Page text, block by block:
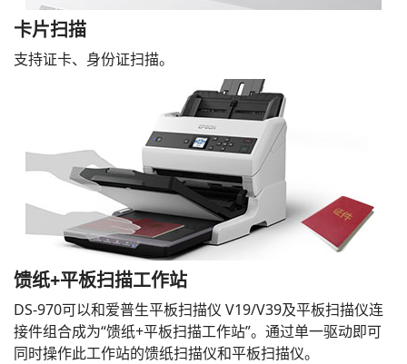
卡片扫描
支持证卡、身份证扫描。
馈纸+平板扫描工作站
DS-970可以和爱普生平板扫描仪 V19/V39及平板扫描仪连
接件组合成为“馈纸+平板扫描工作站”。通过单一驱动即可
同时操作此工作站的馈纸扫描仪和平板扫描仪。